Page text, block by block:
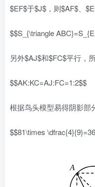
$EF$于$J$，则$AF$、
$$S_{\triangle
另外$AJ$和$FC$平行，
$$AK:KC=AJ:FC=1:2$$
根据鸟头模型易得阴影部
$$81\times